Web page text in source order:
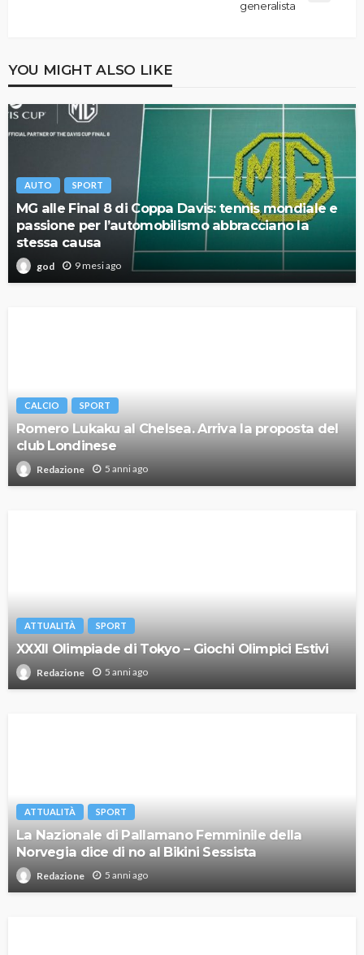
generalista
YOU MIGHT ALSO LIKE
AUTO SPORT
MG alle Final 8 di Coppa Davis: tennis mondiale e
passione per l’automobilismo abbracciano la
stessa causa
god 9 mesi ago
CALCIO SPORT
Romero Lukaku al Chelsea. Arriva la proposta del
club Londinese
Redazione 5 anni ago
ATTUALITÀ SPORT
XXXII Olimpiade di Tokyo – Giochi Olimpici Estivi
Redazione 5 anni ago
ATTUALITÀ SPORT
La Nazionale di Pallamano Femminile della
Norvegia dice di no al Bikini Sessista
Redazione 5 anni ago